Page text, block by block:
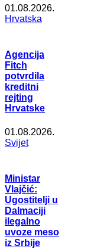
01.08.2026.
Hrvatska
Agencija
Fitch
potvrdila
kreditni
rejting
Hrvatske
01.08.2026.
Svijet
Ministar
Vlajčić:
Ugostitelji u
Dalmaciji
ilegalno
uvoze meso
iz Srbije